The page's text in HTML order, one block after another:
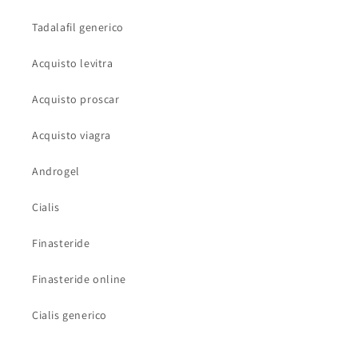
Tadalafil generico
Acquisto levitra
Acquisto proscar
Acquisto viagra
Androgel
Cialis
Finasteride
Finasteride online
Cialis generico